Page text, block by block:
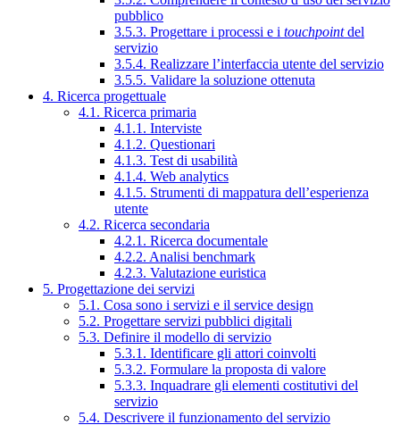
pubblico
3.5.3. Progettare i processi e i touchpointdel
servizio
3.5.4. Realizzare l’interfaccia utente del servizio
3.5.5. Validare la soluzione ottenuta
4. Ricerca progettuale
4.1. Ricerca primaria
4.1.1. Interviste
4.1.2. Questionari
4.1.3. Test di usabilità
4.1.4. Web analytics
4.1.5. Strumenti di mappatura dell’esperienza
utente
4.2. Ricerca secondaria
4.2.1. Ricerca documentale
4.2.2. Analisi benchmark
4.2.3. Valutazione euristica
5. Progettazione dei servizi
5.1. Cosa sono i servizi e il service design
5.2. Progettare servizi pubblici digitali
5.3. Definire il modello di servizio
5.3.1. Identificare gli attori coinvolti
5.3.2. Formulare la proposta di valore
5.3.3. Inquadrare gli elementi costitutivi del
servizio
5.4. Descrivere il funzionamento del servizio